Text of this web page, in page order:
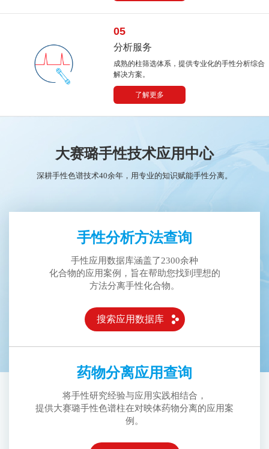
05
分析服务
成熟的柱筛选体系，提供专业化的手性分析综合
解决方案。
了解更多
大赛璐手性技术应用中心
深耕手性色谱技术40余年，用专业的知识赋能手性分离。
手性分析方法查询
手性应用数据库涵盖了2300余种
化合物的应用案例，旨在帮助您找到理想的
方法分离手性化合物。
搜索应用数据库
药物分离应用查询
将手性研究经验与应用实践相结合，
提供大赛璐手性色谱柱在对映体药物分离的应用案
例。